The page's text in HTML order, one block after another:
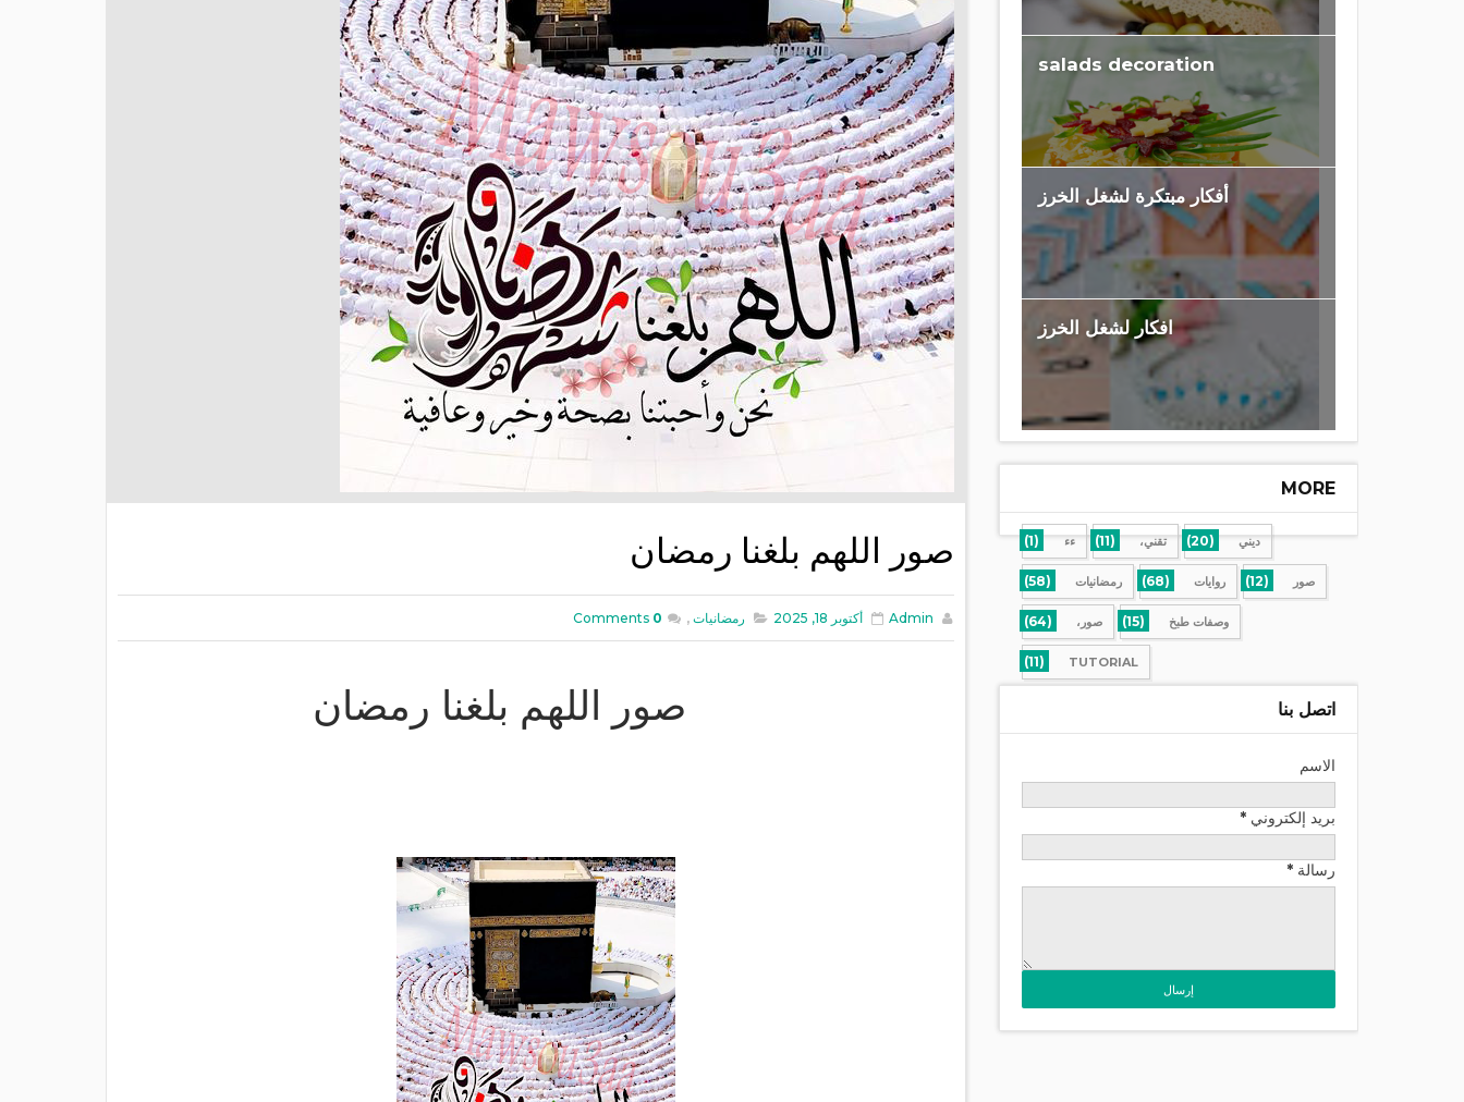
صور اللهم بلغنا رمضان
Admin أكتوبر 18, 2025 رمضانيات ,
0
Comments
صور اللهم بلغنا رمضان
salads decoration
أفكار مبتكرة لشغل الخرز
افكار لشغل الخرز
MORE
ءء (1) تقني، (11) ديني (20)
رمضانيات (58) روايات (68) صور (12)
صور، (64) وصفات طبخ (15)
TUTORIAL
(11)
اتصل بنا
الاسم
بريد إلكتروني *
رسالة *